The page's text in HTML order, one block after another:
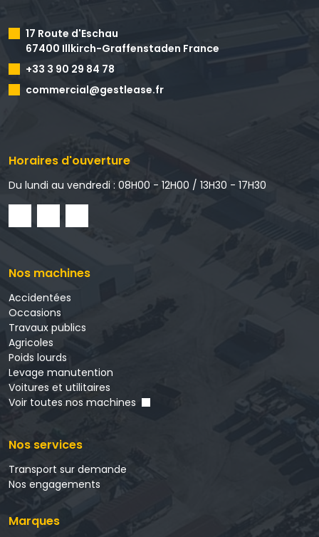
17 Route d'Eschau
67400 Illkirch-Graffenstaden France
+33 3 90 29 84 78
commercial@gestlease.fr
Horaires d'ouverture
Du lundi au vendredi : 08H00 - 12H00 / 13H30 - 17H30
Nos machines
Accidentées
Occasions
Travaux publics
Agricoles
Poids lourds
Levage manutention
Voitures et utilitaires
Voir toutes nos machines
Nos services
Transport sur demande
Nos engagements
Marques